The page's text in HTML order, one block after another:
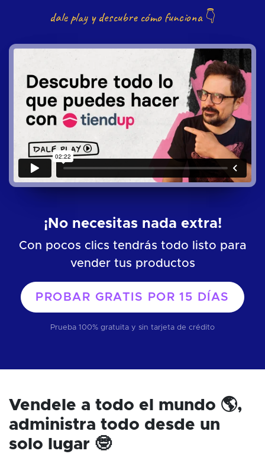
dale play y descubre cómo funciona 👇
¡No necesitas nada extra!
Con pocos clics tendrás todo listo para
vender tus productos
PROBAR GRATIS POR15 DÍAS
Prueba 100% gratuita y sin tarjeta de crédito
Vendele a todo el mundo 🌎,
administra todo desde un
solo lugar 🤓